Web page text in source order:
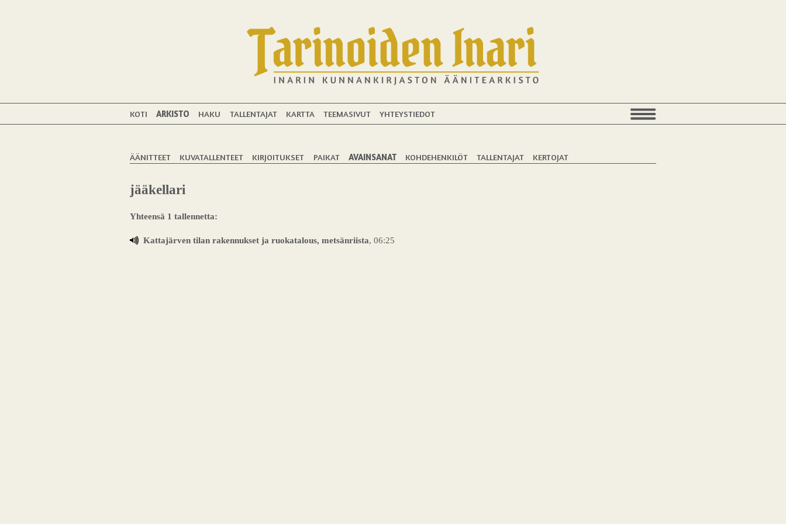
KOTI ARKISTO HAKU TALLENTAJAT KARTTA TEEMASIVUT YHTEYSTIEDOT
ÄÄNITTEET KUVATALLENTEET KIRJOITUKSET PAIKAT AVAINSANAT KOHDEHENKILÖT TALLENTAJAT KERTOJAT
jääkellari
Yhteensä 1 tallennetta:
Kattajärven tilan rakennukset ja ruokatalous, metsänriista, 06:25